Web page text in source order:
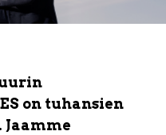
on tuhansien